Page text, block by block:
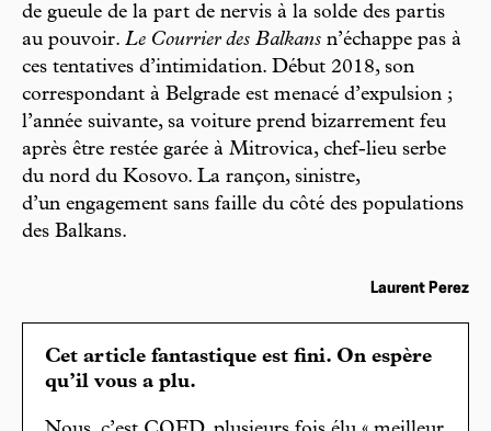
de gueule de la part de nervis à la solde des partis
au pouvoir. Le Courrier des Balkans n’échappe pas à
ces tentatives d’intimidation. Début 2018, son
correspondant à Belgrade est menacé d’expulsion ;
l’année suivante, sa voiture prend bizarrement feu
après être restée garée à Mitrovica, chef-lieu serbe
du nord du Kosovo. La rançon, sinistre,
d’un engagement sans faille du côté des populations
des Balkans.
Laurent Perez
Cet article fantastique est fini. On espère
qu’il vous a plu.